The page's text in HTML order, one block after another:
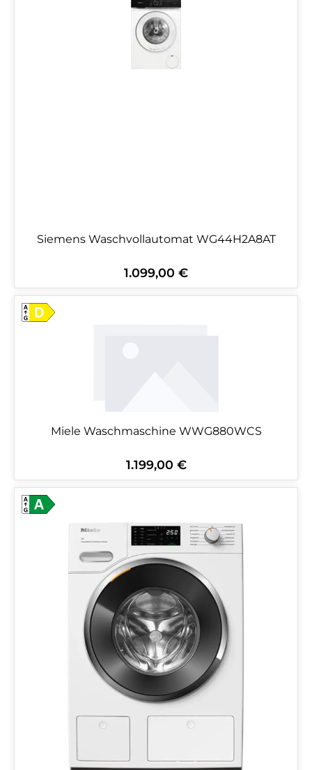
Siemens Waschvollautomat WG44H2A8AT
Regulärer Preis:
1.099,00 €
Miele Waschmaschine WWG880WCS
Regulärer Preis:
1.199,00 €